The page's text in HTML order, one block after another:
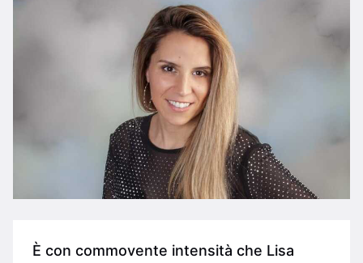
È con commovente intensità che Lisa